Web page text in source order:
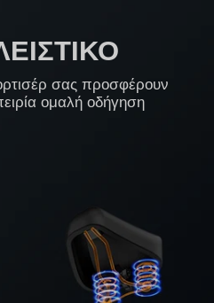
σας προσφέρουν
ομαλή οδήγηση